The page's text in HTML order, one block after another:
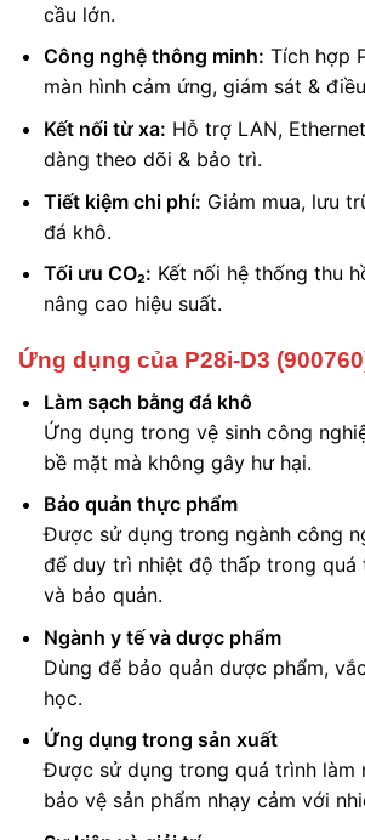
cầu lớn.
Công nghệ thông minh: Tích hợp
màn hình cảm ứng, giám sát &
Kết nối từ xa: Hỗ trợ LAN,
dàng theo dõi & bảo trì.
Tiết kiệm chi phí: Giảm mua, lưu
đá khô.
Tối ưu CO₂: Kết nối hệ thống thu
nâng cao hiệu suất.
Ứng dụng của P28i-D3
Làm sạch bằng đá khô
Ứng dụng trong vệ sinh công
bề mặt mà không gây hư hại.
Bảo quản thực phẩm
Được sử dụng trong ngành công
để duy trì nhiệt độ thấp trong quá
và bảo quản.
Ngành y tế và dược phẩm
Dùng để bảo quản dược phẩm,
học.
Ứng dụng trong sản xuất
Được sử dụng trong quá trình làm
bảo vệ sản phẩm nhạy cảm với